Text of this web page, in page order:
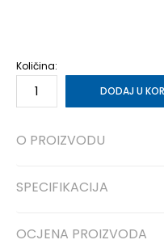
Količina:
DODAJ U
O PROIZVODU
SPECIFIKACIJA
OCJENA PROIZVODA